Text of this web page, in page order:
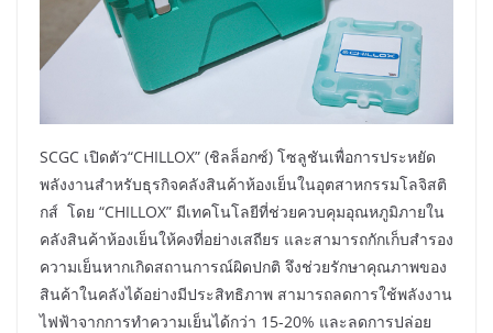
SCGC เปิดตัว“CHILLOX” (ชิลล็อกซ์) โซลูชันเพื่อการประหยัด
พลังงานสำหรับธุรกิจคลังสินค้าห้องเย็นในอุตสาหกรรมโลจิสติ
กส์ โดย “CHILLOX” มีเทคโนโลยีที่ช่วยควบคุมอุณหภูมิภายใน
คลังสินค้าห้องเย็นให้คงที่อย่างเสถียร และสามารถกักเก็บสำรอง
ความเย็นหากเกิดสถานการณ์ผิดปกติ จึงช่วยรักษาคุณภาพของ
สินค้าในคลังได้อย่างมีประสิทธิภาพ สามารถลดการใช้พลังงาน
ไฟฟ้าจากการทำความเย็นได้กว่า 15-20% และลดการปล่อย